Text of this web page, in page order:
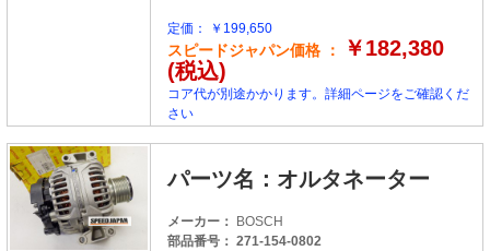
定価： ￥199,650
スピードジャパン価格 ：
￥182,380
(税込)
コア代が別途かかります。詳細ページをご確認くだ
さい
パーツ名：オルタネーター
メーカー：
BOSCH
部品番号： 271-154-0802